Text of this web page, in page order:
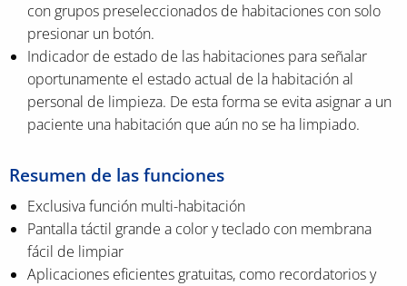
con grupos preseleccionados de habitaciones con solo
presionar un botón.
Indicador de estado de las habitaciones para señalar
oportunamente el estado actual de la habitación al
personal de limpieza. De esta forma se evita asignar a un
paciente una habitación que aún no se ha limpiado.
Resumen de las funciones
Exclusiva función multi-habitación
Pantalla táctil grande a color y teclado con membrana
fácil de limpiar
Aplicaciones eficientes gratuitas, como recordatorios y